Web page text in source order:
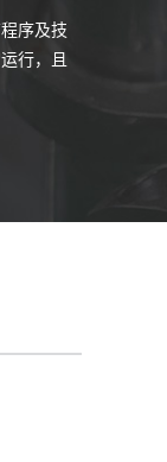
序及技
行，且